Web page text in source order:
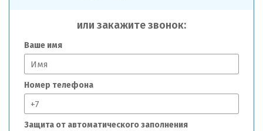
или закажите звонок:
Ваше имя
Номер телефона
Защита от автоматического заполнения